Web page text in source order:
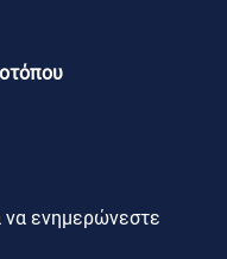
να ενημερώνεστε